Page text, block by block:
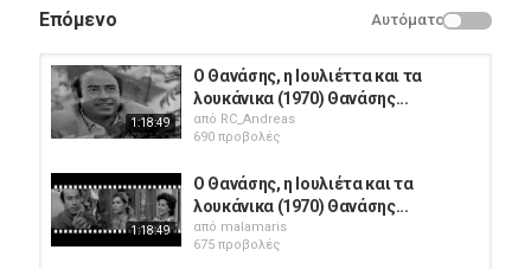
Greek Films
Επόμενο Αυτόματο
1:18:49
Ο Θανάσης, η Ιουλιέττα και τα
λουκάνικα (1970) Θανάσης...
από RC_Andreas
690 προβολές
1:18:49
Ο Θανάσης, η Ιουλιέτα και τα
λουκάνικα (1970) Θανάσης...
από malamaris
675 προβολές